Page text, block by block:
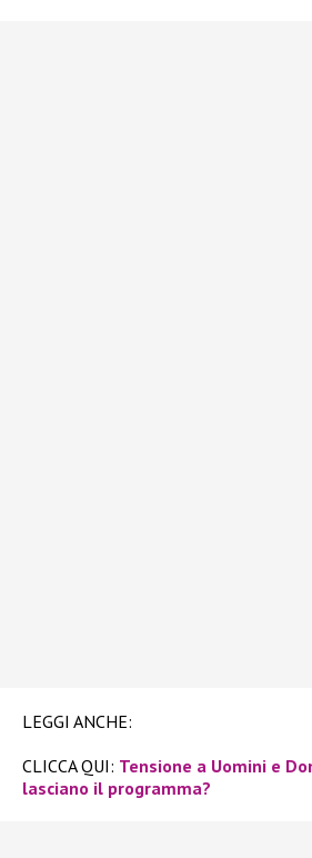
LEGGI ANCHE:
CLICCA QUI: Tensione a Uomini e
lasciano il programma?